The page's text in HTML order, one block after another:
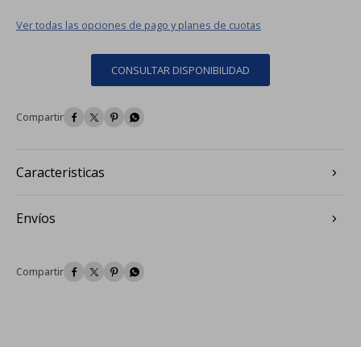
Ver todas las opciones de pago y planes de cuotas
CONSULTAR DISPONIBILIDAD
   
Caracteristicas
Envíos
   